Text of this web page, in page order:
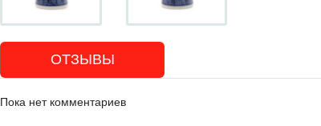
ОТЗЫВЫ
Пока нет комментариев